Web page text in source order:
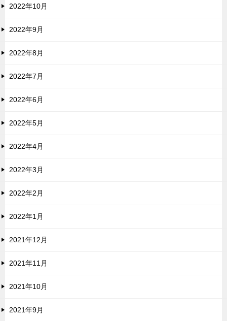
2022年10月
2022年9月
2022年8月
2022年7月
2022年6月
2022年5月
2022年4月
2022年3月
2022年2月
2022年1月
2021年12月
2021年11月
2021年10月
2021年9月